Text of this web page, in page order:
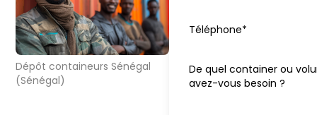
Dépôt containeurs Sénégal
(Sénégal)
Téléphone*
De quel container ou
avez-vous besoin ?